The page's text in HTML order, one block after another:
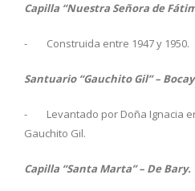
Capilla “Nuestra Señora de
- Construida entre 1947 y 1950.
Santuario “Gauchito Gil” –
- Levantado por Doña Ignacia
Gauchito Gil.
Capilla “Santa Marta” – De Bary.